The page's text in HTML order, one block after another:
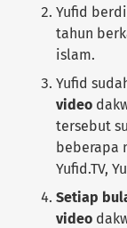
Yufid
tahun
islam.
Yufid
video
tersebut
beberapa
Yufid.TV,
Setiap
video